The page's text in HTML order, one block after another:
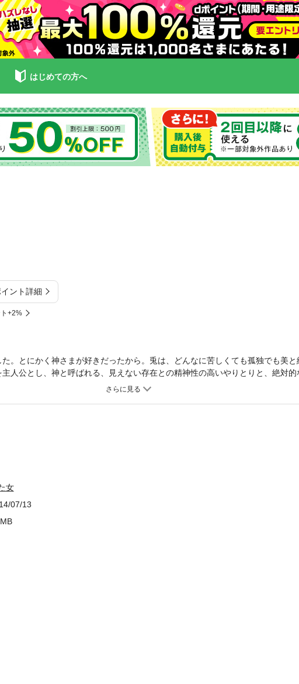
はじめての方へ
イント詳細
+2%
。とにかく神さまが好きだったから。兎は、どんなに苦しくても孤独でも美と
人公とし、神と呼ばれる、見えない存在との精神性の高いやりとりと、絶対的
ばれた矢川澄子の代表作であり、真骨頂！
女
07/13